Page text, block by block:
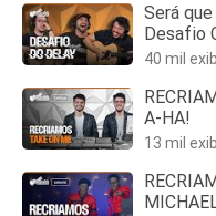
Será
Desafio
40 mil
A-HA!
13 mil